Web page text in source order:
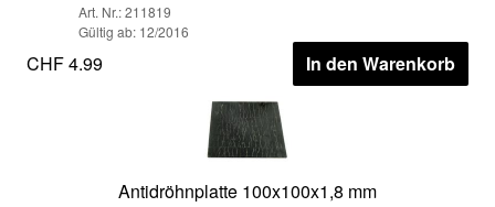
Art. Nr.: 211819
Gültig ab: 12/2016
CHF 4.99 In den Warenkorb
Antidröhnplatte 100x100x1,8 mm